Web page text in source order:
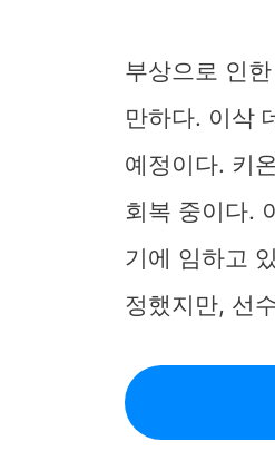
부상으로 인
만하다. 이삭
예정이다. 키
회복 중이다.
기에 임하고
정했지만, 선